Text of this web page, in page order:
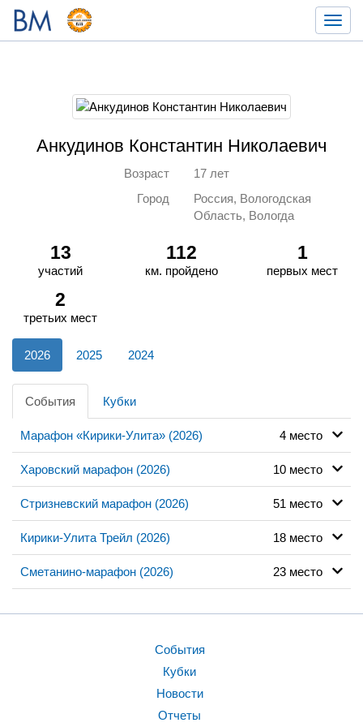
Анкудинов Константин Николаевич
Возраст
17 лет
Город
Россия, Вологодская
Область, Вологда
13
участий
112
км. пройдено
1
первых мест
2
третьих мест
2026 2025 2024
События Кубки
Марафон «Кирики-Улита» (2026) 4 место
Харовский марафон (2026) 10 место
Стризневский марафон (2026) 51 место
Кирики-Улита Трейл (2026) 18 место
Сметанино-марафон (2026) 23 место
События
Кубки
Новости
Отчеты